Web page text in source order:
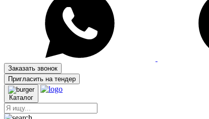
Заказать звонок
Пригласить на тендер
Каталог